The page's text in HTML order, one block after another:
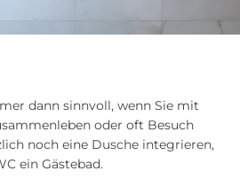
dann sinnvoll, wenn Sie mit
oder oft Besuch
noch eine Dusche integrieren,
ein Gästebad.